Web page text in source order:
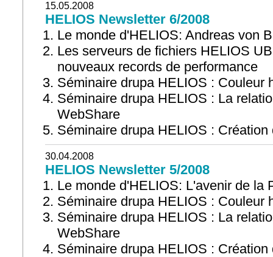
15.05.2008
HELIOS Newsletter 6/2008
Le monde d'HELIOS: Andreas von
Les serveurs de fichiers HELIOS
nouveaux records de performance
Séminaire drupa HELIOS : Couleur
Séminaire drupa HELIOS : La
WebShare
Séminaire drupa HELIOS : Création
30.04.2008
HELIOS Newsletter 5/2008
Le monde d'HELIOS: L'avenir de la
Séminaire drupa HELIOS : Couleur
Séminaire drupa HELIOS : La
WebShare
Séminaire drupa HELIOS : Création